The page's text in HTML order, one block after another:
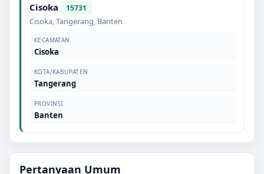
Cisoka 15731
Cisoka,Tangerang, Banten
KECAMATAN
Cisoka
KOTA/KABUPATEN
Tangerang
PROVINSI
Banten
Pertanyaan Umum